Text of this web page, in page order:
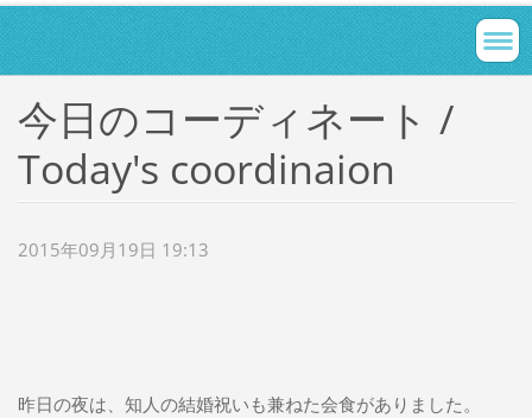
今日のコーディネート /
Today's coordinaion
2015年09月19日 19:13
昨日の夜は、知人の結婚祝いも兼ねた会食がありました。